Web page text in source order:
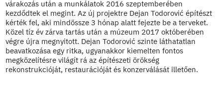
várakozás után a munkálatok 2016 szeptemberében
kezdődtek el megint. Az új projektre Dejan Todorović építészt
kérték fel, aki mindössze 3 hónap alatt fejezte be a terveket.
Közel tíz év zárva tartás után a múzeum 2017 októberében
végre újra megnyitott. Dejan Todorović szinte láthatatlan
beavatkozása egy ritka, ugyanakkor kiemelten fontos
megközelítésre világít rá az építészeti örökség
rekonstrukcióját, restaurációját és konzerválását illetően.